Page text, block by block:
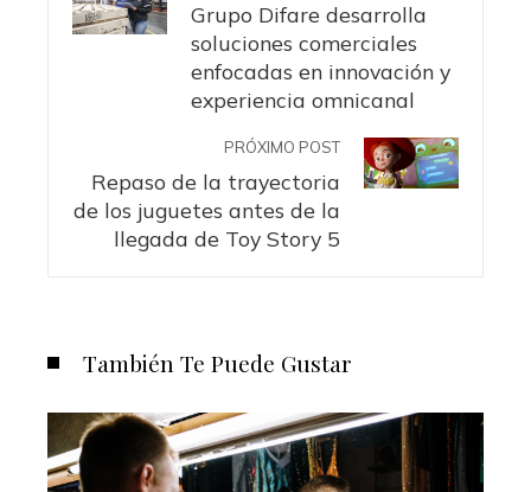
Grupo Difare desarrolla
soluciones comerciales
enfocadas en innovación y
experiencia omnicanal
PRÓXIMO POST
Repaso de la trayectoria
de los juguetes antes de la
llegada de Toy Story 5
También Te Puede Gustar